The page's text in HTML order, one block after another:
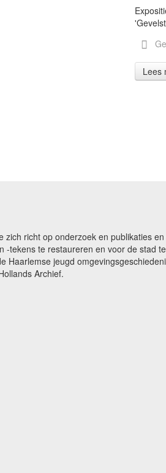
Lees
richt op onderzoek en publikaties
tekens te restaureren en voor de stad
jeugd
Archief.